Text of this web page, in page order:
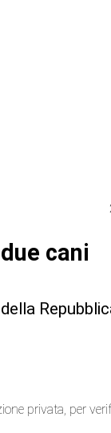
cani
privata, per